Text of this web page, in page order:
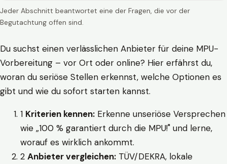
Jeder Abschnitt beantwortet eine der Fragen, die vor der
Begutachtung offen sind.
Du suchst einen verlässlichen Anbieter für deine MPU-
Vorbereitung – vor Ort oder online? Hier erfährst du,
woran du seriöse Stellen erkennst, welche Optionen es
gibt und wie du sofort starten kannst.
1 Kriterien kennen: Erkenne unseriöse Versprechen
wie „100 % garantiert durch die MPU!" und lerne,
worauf es wirklich ankommt.
2 Anbieter vergleichen: TÜV/DEKRA, lokale